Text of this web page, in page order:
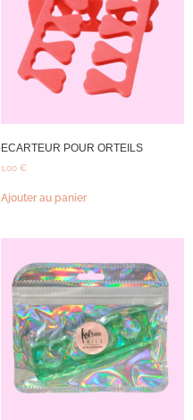
ECARTEUR POUR ORTEILS
1,00 €
Ajouter au panier